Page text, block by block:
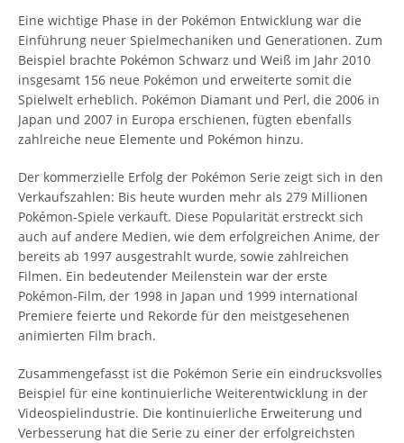
Eine wichtige Phase in der Pokémon Entwicklung war die
Einführung neuer Spielmechaniken und Generationen. Zum
Beispiel brachte Pokémon Schwarz und Weiß im Jahr 2010
insgesamt 156 neue Pokémon und erweiterte somit die
Spielwelt erheblich. Pokémon Diamant und Perl, die 2006 in
Japan und 2007 in Europa erschienen, fügten ebenfalls
zahlreiche neue Elemente und Pokémon hinzu.
Der kommerzielle Erfolg der Pokémon Serie zeigt sich in den
Verkaufszahlen: Bis heute wurden mehr als 279 Millionen
Pokémon-Spiele verkauft. Diese Popularität erstreckt sich
auch auf andere Medien, wie dem erfolgreichen Anime, der
bereits ab 1997 ausgestrahlt wurde, sowie zahlreichen
Filmen. Ein bedeutender Meilenstein war der erste
Pokémon-Film, der 1998 in Japan und 1999 international
Premiere feierte und Rekorde für den meistgesehenen
animierten Film brach.
Zusammengefasst ist die Pokémon Serie ein eindrucksvolles
Beispiel für eine kontinuierliche Weiterentwicklung in der
Videospielindustrie. Die kontinuierliche Erweiterung und
Verbesserung hat die Serie zu einer der erfolgreichsten